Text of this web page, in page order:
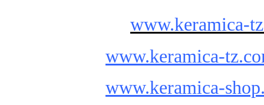
www.keramica-
www.keramica-
www.keramica-